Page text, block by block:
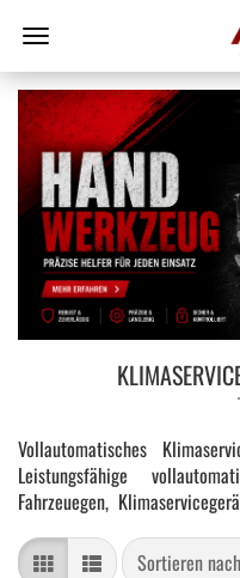
Vollautomatisches
Leistungsfähige
Fahrzeuegen,
Sortieren nach
Sortieren nach